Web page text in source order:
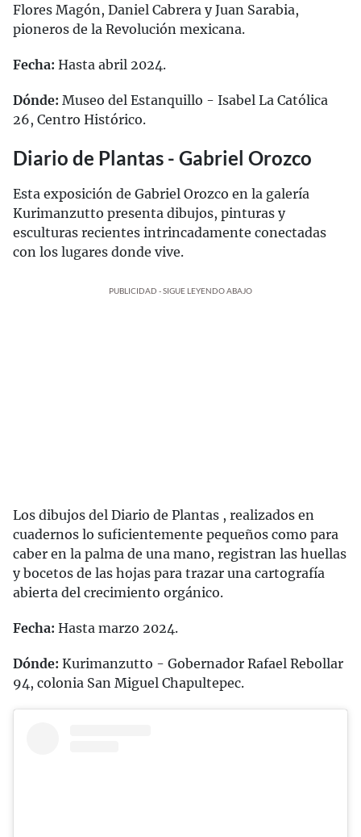
Flores Magón, Daniel Cabrera y Juan Sarabia,
pioneros de la Revolución mexicana.
Fecha: Hasta abril 2024.
Dónde: Museo del Estanquillo - Isabel La Católica
26, Centro Histórico.
Diario de Plantas - Gabriel Orozco
Esta exposición de Gabriel Orozco en la galería
Kurimanzutto presenta dibujos, pinturas y
esculturas recientes intrincadamente conectadas
con los lugares donde vive.
PUBLICIDAD - SIGUE LEYENDO ABAJO
Los dibujos del Diario de Plantas , realizados en
cuadernos lo suficientemente pequeños como para
caber en la palma de una mano, registran las huellas
y bocetos de las hojas para trazar una cartografía
abierta del crecimiento orgánico.
Fecha: Hasta marzo 2024.
Dónde: Kurimanzutto - Gobernador Rafael Rebollar
94, colonia San Miguel Chapultepec.